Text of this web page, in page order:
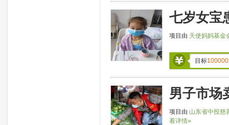
七岁女宝
项目由 天使妈妈基金
目标100000
男子市场
项目由 山东省中投慈
看详情»